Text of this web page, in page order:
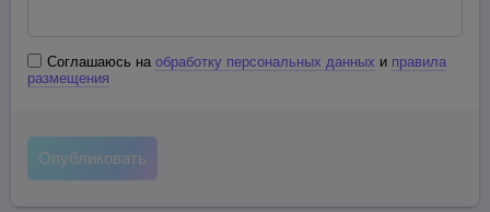
Соглашаюсь на обработку персональных данных и правила
размещения